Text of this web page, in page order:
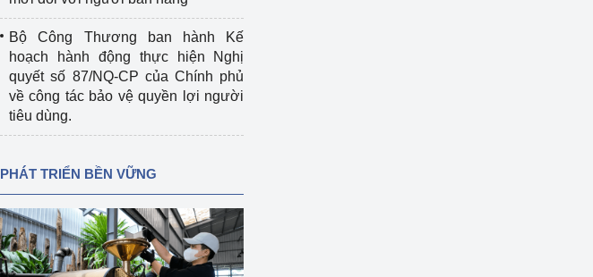
Bộ Công Thương ban hành Kế
hoạch hành động thực hiện Nghị
quyết số 87/NQ-CP của Chính phủ
về công tác bảo vệ quyền lợi người
tiêu dùng.
PHÁT TRIỂN BỀN VỮNG